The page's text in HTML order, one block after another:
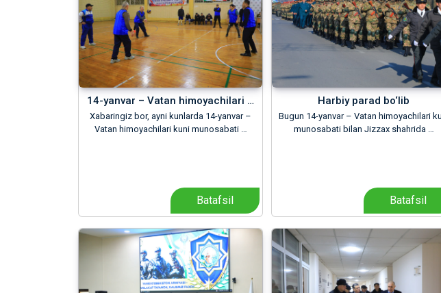
14-yanvar – Vatan himoyachilari …
Xabaringiz bor, ayni kunlarda 14-yanvar –
Vatan himoyachilari kuni munosabati …
Batafsil
Harbiy parad bo‘lib
Bugun 14-yanvar – Vatan himoyachilari
munosabati bilan Jizzax shahrida …
Batafsil